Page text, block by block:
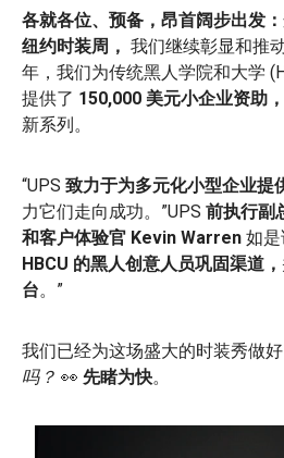
各就各位、预备，昂首阔步出发：
纽约时装周， 我们继续彰显和推
年，我们为传统黑人学院和大学
提供了 150,000 美元小企业资助
新系列。
“UPS 致力于为多元化小型企业提
力它们走向成功。”UPS 前执行副
和客户体验官 Kevin Warren 如是
HBCU 的黑人创意人员巩固渠道，
台。”
我们已经为这场盛大的时装秀做好
吗？ 👀 先睹为快。